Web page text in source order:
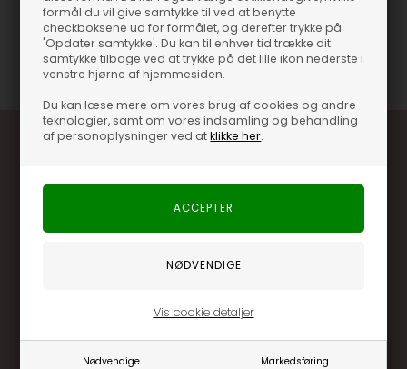
formål du vil give samtykke til ved at benytte
checkboksene ud for formålet, og derefter trykke på
'Opdater samtykke'. Du kan til enhver tid trække dit
samtykke tilbage ved at trykke på det lille ikon nederste i
venstre hjørne af hjemmesiden.
Du kan læse mere om vores brug af cookies og andre
teknologier, samt om vores indsamling og behandling
af personoplysninger ved atklikke her.
Nødvendige Markedsføring
Vis cookie detaljer
Lommer foran samt bagtil
Varenummer 60097
Optjen 3% i bonuskroner når du handler
Brug dine point allerede på næste køb
.... og mange flere fordele